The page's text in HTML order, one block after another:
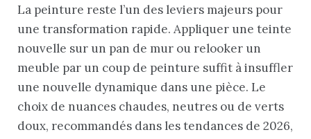
La peinture reste l’un des leviers majeurs pour
une transformation rapide. Appliquer une teinte
nouvelle sur un pan de mur ou relooker un
meuble par un coup de peinture suffit à insuffler
une nouvelle dynamique dans une pièce. Le
choix de nuances chaudes, neutres ou de verts
doux, recommandés dans les tendances de 2026,